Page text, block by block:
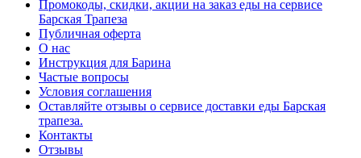
Промокоды, скидки, акции на заказ еды на сервисе
Барская Трапеза
Публичная оферта
О нас
Инструкция для Барина
Частые вопросы
Условия соглашения
Оставляйте отзывы о сервисе доставки еды Барская
трапеза.
Контакты
Отзывы